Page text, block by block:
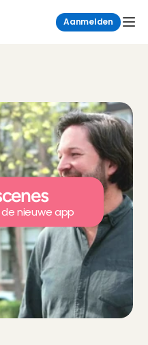
Aanmelden
nieuwe app